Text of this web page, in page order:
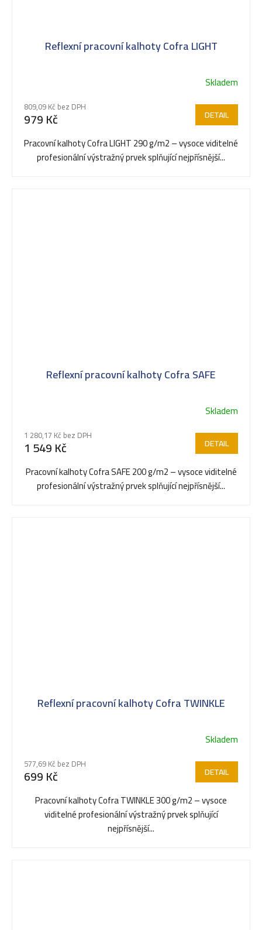
Reflexní pracovní kalhoty Cofra LIGHT
Skladem
809,09 Kč bez DPH
979 Kč DETAIL
Pracovní kalhoty Cofra LIGHT 290 g/m2 – vysoce viditelné
profesionální výstražný prvek splňující nejpřísnější...
Reflexní pracovní kalhoty Cofra SAFE
Skladem
1 280,17 Kč bez DPH
1 549 Kč DETAIL
Pracovní kalhoty Cofra SAFE 200 g/m2 – vysoce viditelné
profesionální výstražný prvek splňující nejpřísnější...
Reflexní pracovní kalhoty Cofra TWINKLE
Skladem
577,69 Kč bez DPH
699 Kč DETAIL
Pracovní kalhoty Cofra TWINKLE 300 g/m2 – vysoce
viditelné profesionální výstražný prvek splňující
nejpřísnější...